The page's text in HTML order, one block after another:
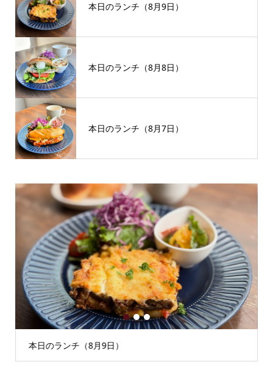
本日のランチ（8月9日）
本日のランチ（8月8日）
本日のランチ（8月7日）
本日のランチ（8月9日）
1 2 3